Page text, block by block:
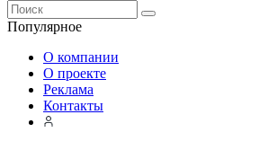
Популярное
О компании
О проекте
Реклама
Контакты